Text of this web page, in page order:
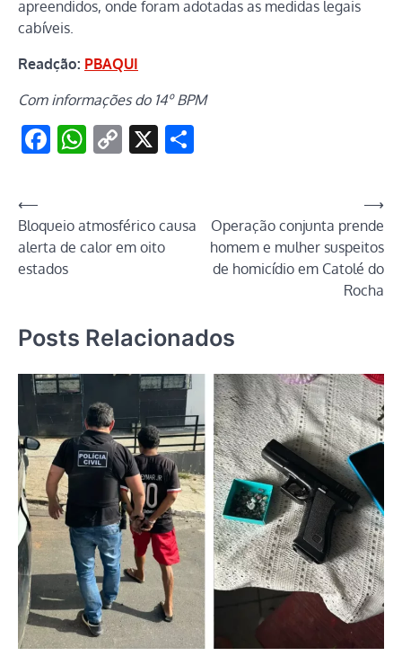
apreendidos, onde foram adotadas as medidas legais
cabíveis.
Readção: PBAQUI
Com informações do 14º BPM
Facebook
WhatsApp
Copy
X
Navegação
de
Post
⟵
Bloqueio atmosférico causa
alerta de calor em oito
estados
Operação conjunta prende
homem e mulher suspeitos
de homicídio em Catolé do
Rocha
⟶
Posts Relacionados